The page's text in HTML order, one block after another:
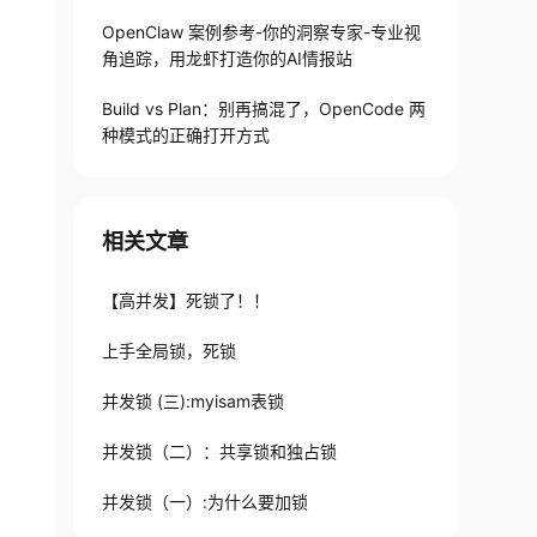
OpenClaw 案例参考-你的洞察专家-专业视
角追踪，用龙虾打造你的AI情报站
Build vs Plan：别再搞混了，OpenCode 两
种模式的正确打开方式
相关文章
【高并发】死锁了！！
上手全局锁，死锁
并发锁 (三):myisam表锁
并发锁（二）：共享锁和独占锁
并发锁（一）:为什么要加锁